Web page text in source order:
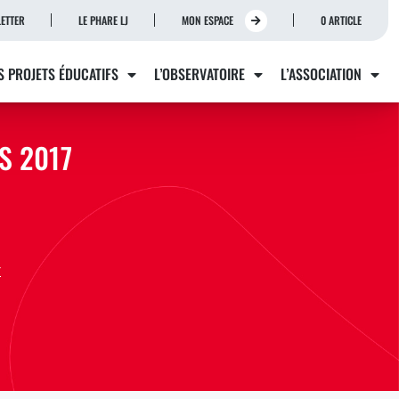
LE PHARE LJ MON ESPACE 0 ARTICLE
PROJETS ÉDUCATIFS L’OBSERVATOIRE L’ASSOCIATION
2017